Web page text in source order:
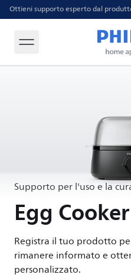
Ottieni supporto esperto dal
Supporto per l'uso e la
Egg Cooker
Registra il tuo prodotto
rimanere informato e
personalizzato.